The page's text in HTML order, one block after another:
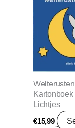
Kartonboek
Lichtjes
€15,99